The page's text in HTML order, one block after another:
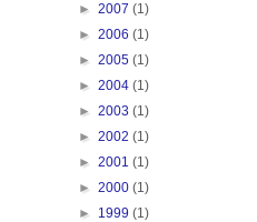
► 2007 (1)
► 2006 (1)
► 2005 (1)
► 2004 (1)
► 2003 (1)
► 2002 (1)
► 2001 (1)
► 2000 (1)
► 1999 (1)